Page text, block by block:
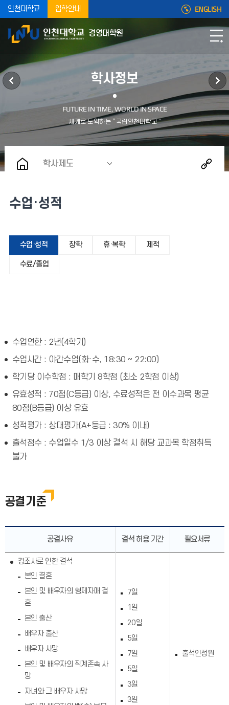
인천대학교 입학안내 ENGLISH
경영대학원
학사정보
학사제도
수업·성적
수업·성적 장학 휴·복학 제적
수료/졸업
수업연한 : 2년(4학기)
수업시간 : 야간수업(화·수, 18:30 ~ 22:00)
학기당 이수학점 : 매학기 8학점 (최소 2학점 이상)
유효성적 : 70점(C등급) 이상, 수료성적은 전 이수과목 평균
80점(B등급) 이상 유효
성적평가 : 상대평가(A+등급 : 30% 이내)
출석점수 : 수업일수 1/3 이상 결석 시 해당 교과목 학점취득
불가
공결기준
공결사유 결석 허용 기간 필요서류
경조사로 인한 결석
본인 결혼
본인 및 배우자의 형제자매 결
혼
본인 출산
배우자 출산
배우자 사망
본인 및 배우자의 직계존속 사
망
자녀와 그 배우자 사망
7일
1일
20일
5일
7일
5일
3일
3일
출석인정원